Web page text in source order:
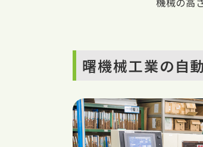
曙機械工業の自